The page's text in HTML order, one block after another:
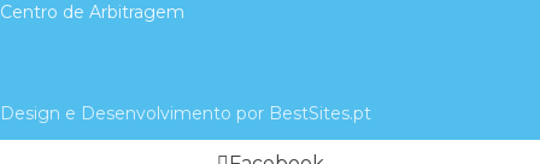
Centro de Arbitragem
Design e Desenvolvimento por BestSites.pt